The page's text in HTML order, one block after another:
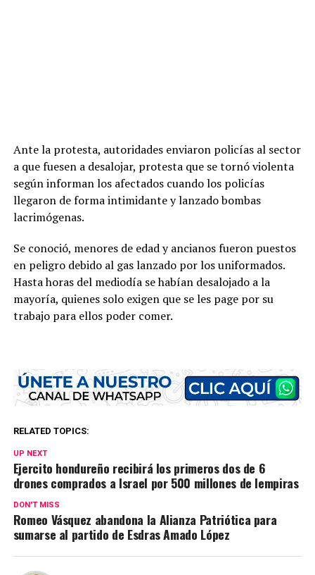
Ante la protesta, autoridades enviaron policías al sector
a que fuesen a desalojar, protesta que se tornó violenta
según informan los afectados cuando los policías
llegaron de forma intimidante y lanzado bombas
lacrimógenas.
Se conoció, menores de edad y ancianos fueron puestos
en peligro debido al gas lanzado por los uniformados.
Hasta horas del mediodía se habían desalojado a la
mayoría, quienes solo exigen que se les page por su
trabajo para ellos poder comer.
RELATED TOPICS:
UP NEXT
Ejercito hondureño recibirá los primeros dos de 6
drones comprados a Israel por 500 millones de lempiras
DON'T MISS
Romeo Vásquez abandona la Alianza Patriótica para
sumarse al partido de Esdras Amado López